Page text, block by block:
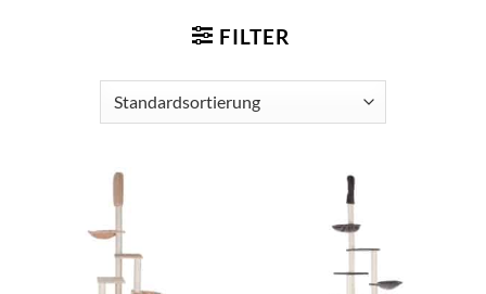
FILTER